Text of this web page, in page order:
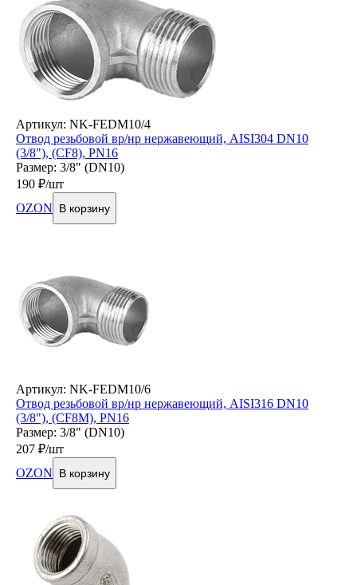
Артикул: NK-FEDM10/4
Отвод резьбовой вр/нр нержавеющий, AISI304 DN10
(3/8"), (CF8), PN16
Размер: 3/8" (DN10)
190 ₽/шт
OZON
В корзину
Артикул: NK-FEDM10/6
Отвод резьбовой вр/нр нержавеющий, AISI316 DN10
(3/8"), (CF8M), PN16
Размер: 3/8" (DN10)
207 ₽/шт
OZON
В корзину